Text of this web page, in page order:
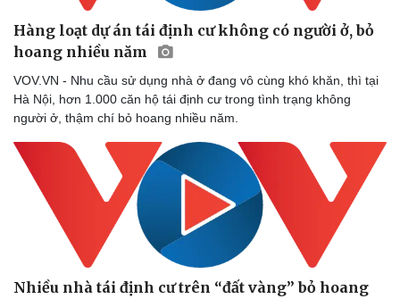
Hàng loạt dự án tái định cư không có người ở, bỏ
hoang nhiều năm
VOV.VN - Nhu cầu sử dụng nhà ở đang vô cùng khó khăn, thì tại
Hà Nội, hơn 1.000 căn hộ tái định cư trong tình trạng không
người ở, thậm chí bỏ hoang nhiều năm.
Nhiều nhà tái định cư trên “đất vàng” bỏ hoang